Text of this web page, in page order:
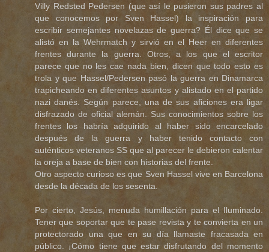
Villy Redsted Pedersen (que así le pusieron sus padres al
que conocemos por Sven Hassel) la inspiración para
escribir semejantes novelazas de guerra? Él dice que se
alistó en la Wehrmatch y sirvió en el Heer en diferentes
frentes durante la guerra. Otros, a los que el escritor
parece que no les cae nada bien, dicen que todo esto es
trola y que Hassel/Pedersen pasó la guerra en Dinamarca
trapicheando en diferentes asuntos y alistado en el partido
nazi danés. Según parece, una de sus aficiones era ligar
disfrazado de oficial alemán. Sus conocimientos sobre los
frentes los habría adquirido al haber sido encarcelado
después de la guerra y haber tenido contacto con
auténticos veteranos SS que al parecer le debieron calentar
la oreja a base de bien con historias del frente.
Otro aspecto curioso es que Sven Hassel vive en Barcelona
desde la década de los sesenta.
Por cierto, Jesús, menuda humillación para el Iluminado.
Tener que soportar que te pase revista y te convierta en un
protectorado una que en su día llamaste fracasada en
público. ¡Cómo tiene que estar disfrutando del momento